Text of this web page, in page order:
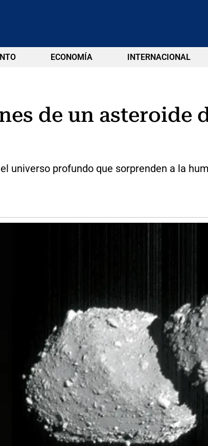
ECONOMÍA INTERNACIONAL
de un asteroide
universo profundo que sorprenden a la